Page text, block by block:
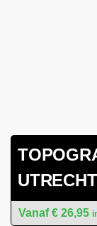
UTRECHT
€ 26,95